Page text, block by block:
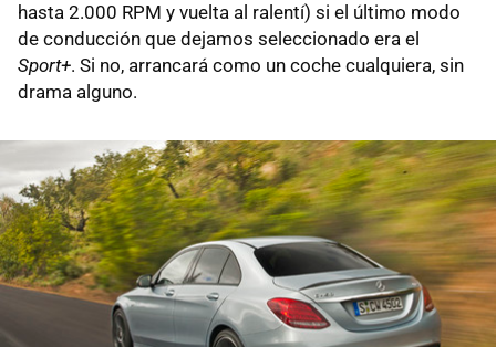
hasta 2.000 RPM y vuelta al ralentí) si el último modo
de conducción que dejamos seleccionado era el
Sport+. Si no, arrancará como un coche cualquiera, sin
drama alguno.